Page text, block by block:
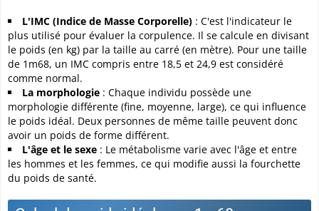
L'IMC (Indice de Masse Corporelle) : C'est l'indicateur le
plus utilisé pour évaluer la corpulence. Il se calcule en divisant
le poids (en kg) par la taille au carré (en mètre). Pour une taille
de 1m68, un IMC compris entre 18,5 et 24,9 est considéré
comme normal.
La morphologie : Chaque individu possède une
morphologie différente (fine, moyenne, large), ce qui influence
le poids idéal. Deux personnes de même taille peuvent donc
avoir un poids de forme différent.
L'âge et le sexe : Le métabolisme varie avec l'âge et entre
les hommes et les femmes, ce qui modifie aussi la fourchette
du poids de santé.